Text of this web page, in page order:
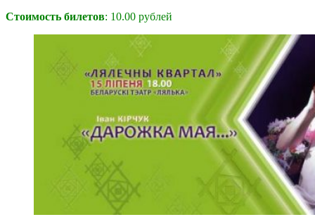
Стоимость билетов: 10.00 рублей